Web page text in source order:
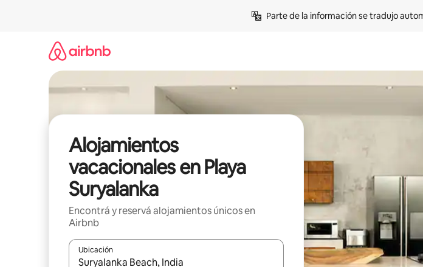
Parte de la información se tradujo
Alojamientos
vacacionales en Playa
Suryalanka
Encontrá y reservá alojamientos únicos en
Airbnb
Ubicación
Cuando los resultados estén disponibles, navegá con las teclas de flecha hacia arriba y